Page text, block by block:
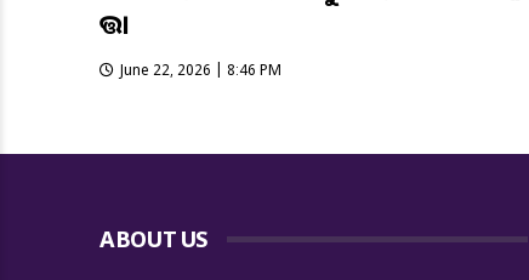
ଭତ୍ତା
June 22, 2026 | 8:46 PM
ABOUT US